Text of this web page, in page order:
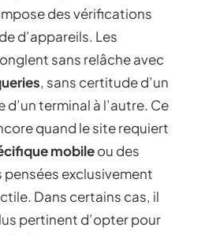
des vérifications
d’appareils. Les
sans relâche avec
, sans certitude d’un
terminal à l’autre. Ce
quand le site requiert
mobileou des
exclusivement
Dans certains cas, il
pertinent d’opter pour